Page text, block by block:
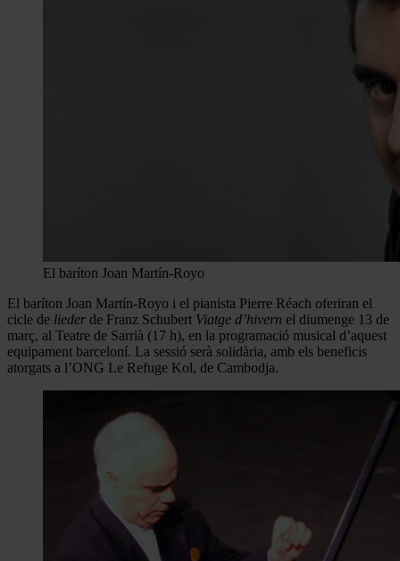
El baríton Joan Martín-Royo
El baríton Joan Martín-Royo i el pianista Pierre Réach oferiran el
cicle de lieder de Franz Schubert Viatge d’hivern el diumenge 13 de
març, al Teatre de Sarrià (17 h), en la programació musical d’aquest
equipament barceloní. La sessió serà solidària, amb els beneficis
atorgats a l’ONG Le Refuge Kol, de Cambodja.